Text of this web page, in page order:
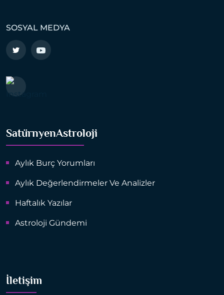
SOSYAL MEDYA
SatürnyenAstroloji
Aylık Burç Yorumları
Aylık Değerlendirmeler Ve Analizler
Haftalık Yazılar
Astroloji Gündemi
İletişim